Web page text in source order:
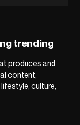
trending
produces and
content,
culture,